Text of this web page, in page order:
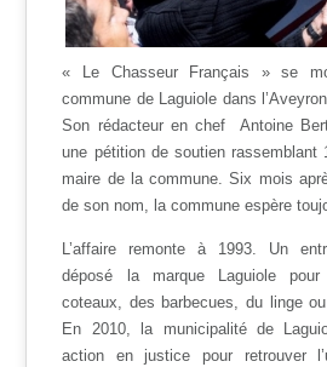
« Le Chasseur Français » se
commune de Laguiole dans
Son rédacteur en chef Antoine
une pétition de soutien rassemblant
maire de la commune. Six mois
de son nom, la commune espère
L’affaire remonte à 1993. Un
déposé la marque Laguiole pour
coteaux, des barbecues, du linge
En 2010, la municipalité de
action en justice pour retrouver